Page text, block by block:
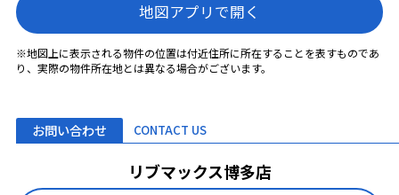
地図アプリで開く
※地図上に表示される物件の位置は付近住所に所在することを表すものであ
り、実際の物件所在地とは異なる場合がございます。
お問い合わせ CONTACT US
リブマックス博多店